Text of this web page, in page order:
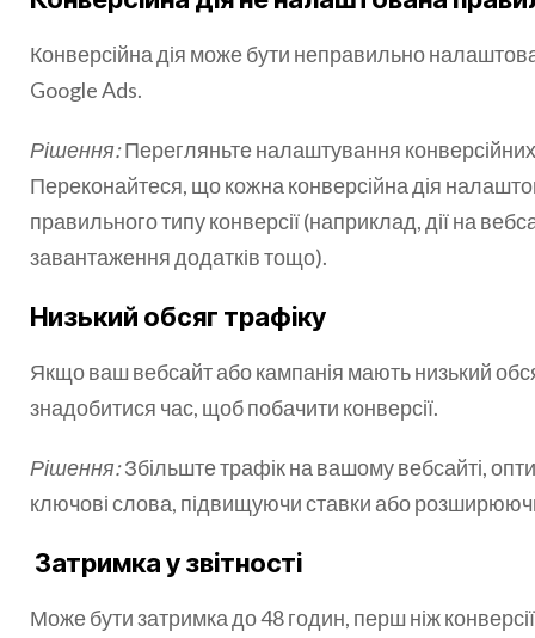
Конверсійна дія може бути неправильно
Google Ads.
Рішення:Перегляньте налаштування конверсійних
Переконайтеся, що кожна конверсійна дія
правильного типу конверсії (наприклад, дії на
завантаження додатків тощо).
Низький обсяг трафіку
Якщо ваш вебсайт або кампанія мають низький
знадобитися час, щоб побачити конверсії.
Рішення:Збільште трафік на вашому вебсайті,
ключові слова, підвищуючи ставки або
Затримка у звітності
Може бути затримка до 48 годин, перш ніж